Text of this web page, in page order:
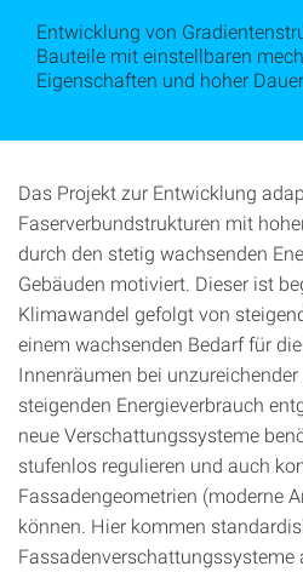
Entwicklung von
Bauteile mit einstellbaren
Eigenschaften und hoher
Das Projekt zur Entwicklung
Faserverbundstrukturen mit
durch den stetig wachsenden
Gebäuden motiviert. Dieser ist
Klimawandel gefolgt von
einem wachsenden Bedarf für
Innenräumen bei
steigenden Energieverbrauch
neue Verschattungssysteme
stufenlos regulieren und auch
Fassadengeometrien (moderne
können. Hier kommen
Fassadenverschattungssysteme